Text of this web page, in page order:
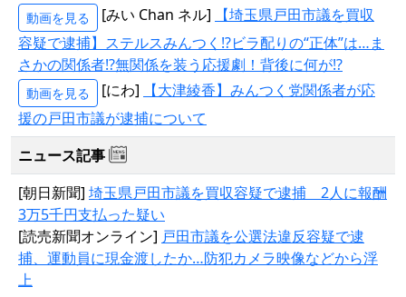
動画を見る [みい Chan ネル]
【埼玉県戸田市議を買収
容疑で逮捕】ステルスみんつく⁉ビラ配りの“正体”は…ま
さかの関係者⁉無関係を装う応援劇！背後に何が⁉
動画を見る [にわ]
【大津綾香】みんつく党関係者が応
援の戸田市議が逮捕について
ニュース記事
[朝日新聞] 埼玉県戸田市議を買収容疑で逮捕 2人に報酬
3万5千円支払った疑い
[読売新聞オンライン] 戸田市議を公選法違反容疑で逮
捕、運動員に現金渡したか…防犯カメラ映像などから浮
上